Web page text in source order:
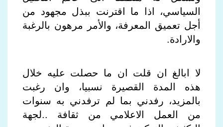
السياسي، اذا ما اقترنت ببذل مجهود من
أجل تعميق المعرفة، والأمر مرهون بالرغبة
والارادة.
لا ابالغ ان قلت ان ما حصلت عليه خلال
هذه المدة القصيرة نسبيا، وان رغبت
بالمزيد، رفدني بما لم ترفدني به سنوات
من العمل الاعلامي من ثقافة ..لجهة